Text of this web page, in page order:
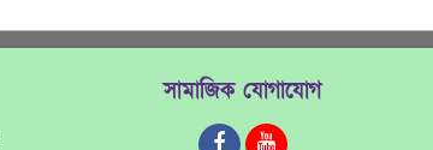
সামাজিক যোগাযোগ